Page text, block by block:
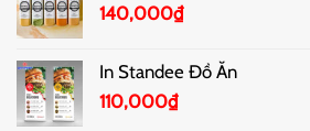
140,000₫
In Standee Đồ Ăn
110,000₫